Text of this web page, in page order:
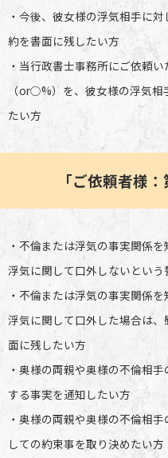
・今後、彼女様の浮気相手に
約を書面に残したい方
・当行政書士事務所にご依頼
（or○%）を、彼女様の浮気
たい方
「ご依頼者様
・不倫または浮気の事実関係
浮気に関して口外しないとい
・不倫または浮気の事実関係
浮気に関して口外した場合は
面に残したい方
・奥様の両親や奥様の不倫相
する事実を通知したい方
・奥様の両親や奥様の不倫相
しての約束事を取り決めたい方